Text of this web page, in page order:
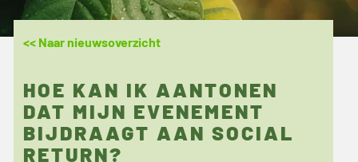
<< Naar nieuwsoverzicht
HOE KAN IK AANTONEN
DAT MIJN EVENEMENT
BIJDRAAGT AAN SOCIAL
RETURN?